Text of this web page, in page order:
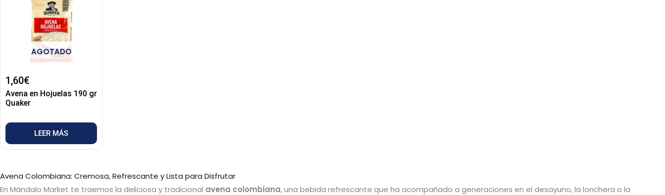
AGOTADO
1,60€
Avena en Hojuelas 190 gr
Quaker
LEER MÁS
Avena Colombiana: Cremosa, Refrescante y Lista para Disfrutar
En Mándalo Market te traemos la deliciosa y tradicional avena colombiana, una bebida refrescante que ha acompañado a generaciones en el desayuno, la lonchera o la